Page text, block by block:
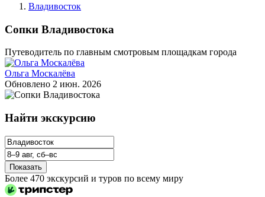
Владивосток
Сопки Владивостока
Путеводитель по главным смотровым площадкам города
Ольга Москалёва
Обновлено 2 июн. 2026
Найти экскурсию
Показать
Более 470 экскурсий и туров по всему миру